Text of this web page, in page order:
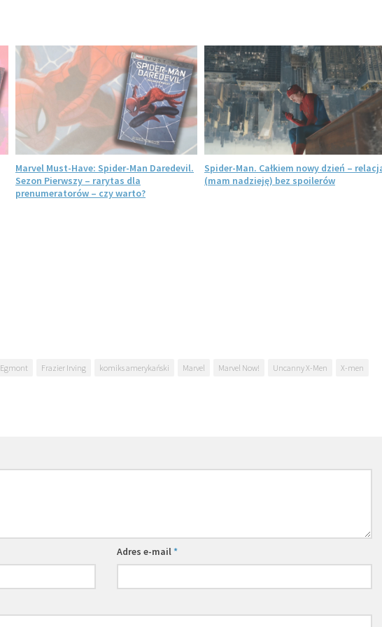
Marvel Must-Have: Spider-Man Daredevil.
Sezon Pierwszy – rarytas dla
prenumeratorów – czy warto?
Spider-Man. Całkiem nowy dzień –
(mam nadzieję) bez spoilerów
Egmont Frazier Irving komiks amerykański Marvel Marvel Now! Uncanny X-Men X-men
Adres e-mail*